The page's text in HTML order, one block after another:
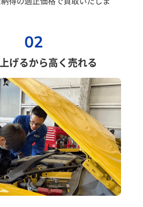
02
げるから高く売れる